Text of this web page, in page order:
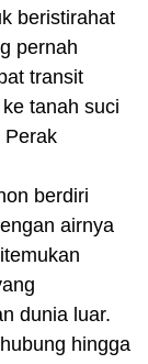
beristirahat
pernah
transit
tanah suci
Perak
berdiri
airnya
dunia luar.
hingga